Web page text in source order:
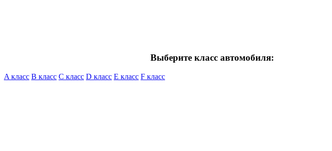
Выберите класс автомобиля:
A класс B класс C класс D класс E класс F класс